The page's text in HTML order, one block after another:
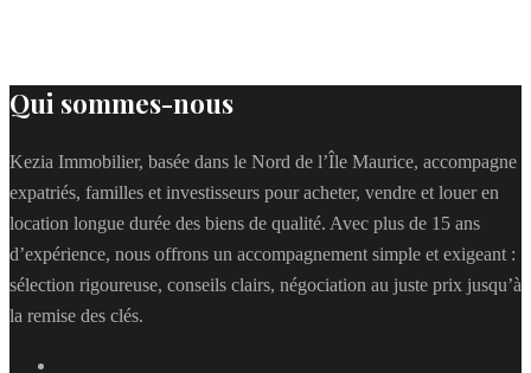
Qui sommes-nous
Kezia Immobilier, basée dans le Nord de l’Île Maurice, accompagne
expatriés, familles et investisseurs pour acheter, vendre et louer en
location longue durée des biens de qualité. Avec plus de 15 ans
d’expérience, nous offrons un accompagnement simple et exigeant :
sélection rigoureuse, conseils clairs, négociation au juste prix jusqu’à
la remise des clés.